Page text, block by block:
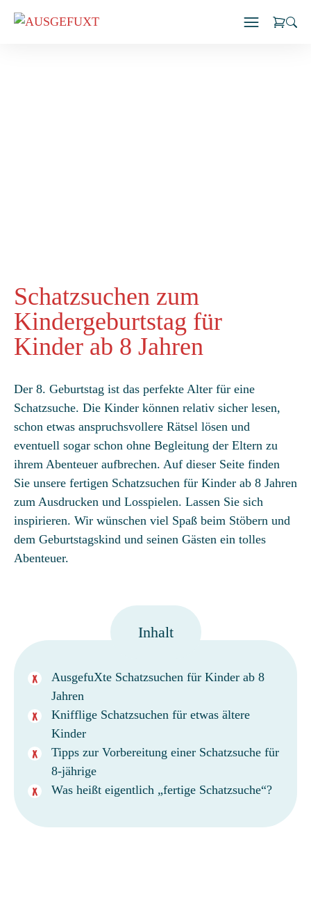
Inhalt
Schatzsuchen zum
Kindergeburtstag für
Kinder ab 8 Jahren
Der 8. Geburtstag ist das perfekte Alter für eine
Schatzsuche. Die Kinder können relativ sicher lesen,
schon etwas anspruchsvollere Rätsel lösen und
eventuell sogar schon ohne Begleitung der Eltern zu
ihrem Abenteuer aufbrechen. Auf dieser Seite finden
Sie unsere fertigen Schatzsuchen für Kinder ab 8 Jahren
zum Ausdrucken und Losspielen. Lassen Sie sich
inspirieren. Wir wünschen viel Spaß beim Stöbern und
dem Geburtstagskind und seinen Gästen ein tolles
Abenteuer.
Inhalt
AusgefuXte Schatzsuchen für Kinder ab 8
Jahren
Knifflige Schatzsuchen für etwas ältere
Kinder
Tipps zur Vorbereitung einer Schatzsuche für
8-jährige
Was heißt eigentlich „fertige Schatzsuche“?